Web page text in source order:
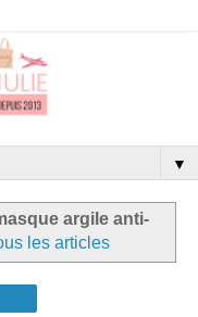
▼
argile anti-
les articles